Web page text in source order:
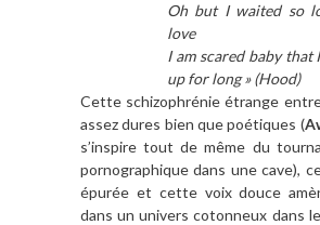
Oh but I waited so
love
I am scared baby that
up for long » (Hood)
Cette schizophrénie étrange
assez dures bien que poétiques (
s’inspire tout de même du
pornographique dans une cave),
épurée et cette voix douce
dans un univers cotonneux dans